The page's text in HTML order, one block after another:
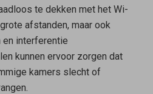
te dekken met het Wi-
afstanden, maar ook
en interferentie
kunnen ervoor zorgen dat
kamers slecht of